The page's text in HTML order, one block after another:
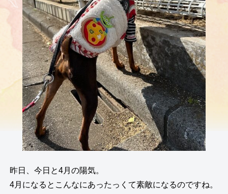
昨日、今日と4月の陽気。
4月になるとこんなにあったっくて素敵になるのですね。